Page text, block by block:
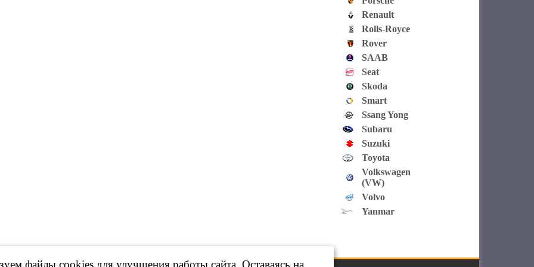
Renault
Rolls-Royce
Rover
SAAB
Seat
Skoda
Smart
Ssang Yong
Subaru
Suzuki
Toyota
Volkswagen
(VW)
Volvo
Yanmar
файлы cookies для улучшения работы сайта. Оставаясь на